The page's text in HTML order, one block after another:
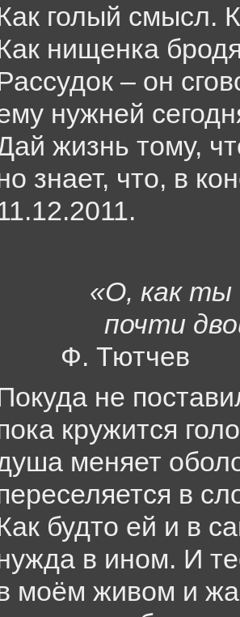
голый смысл.
нищенка
– он
нужней
жизнь тому,
знает, что, в
«О, как ты
почти
Ф. Тютчев
не
кружится
меняет
в
будто ей и в
в ином. И
моём живом и